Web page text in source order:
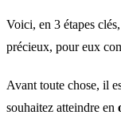
Voici, en 3 étapes
précieux, pour eux
Avant toute chose, il
souhaitez atteindre en